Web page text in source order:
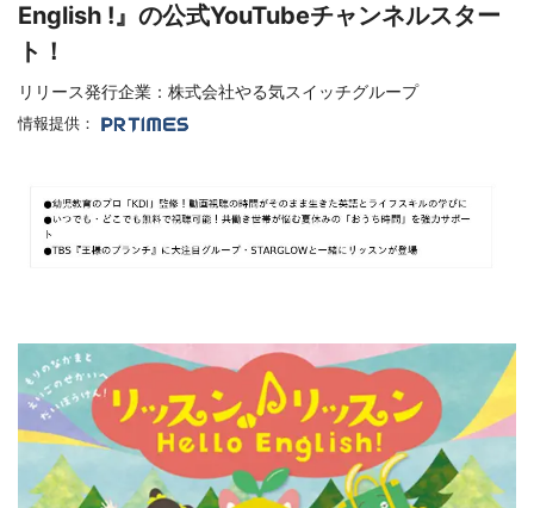
English !』の公式YouTubeチャンネルスター
ト！
リリース発行企業：株式会社やる気スイッチグループ
情報提供：